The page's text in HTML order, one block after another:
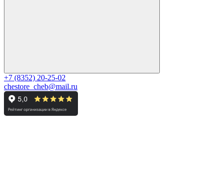
+7 (8352) 20-25-02
chestore_cheb@mail.ru